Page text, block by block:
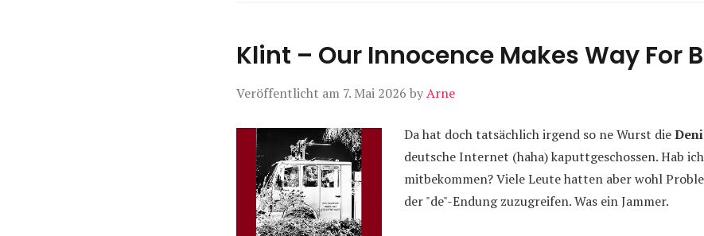
Klint – Our Innocence Makes Way For
Veröffentlicht am 7. Mai 2026 byArne
Da hat doch tatsächlich irgend so ne Wurst die
deutsche Internet (haha) kaputtgeschossen. Hab
mitbekommen? Viele Leute hatten aber wohl
der "de"-Endung zuzugreifen. Was ein Jammer.